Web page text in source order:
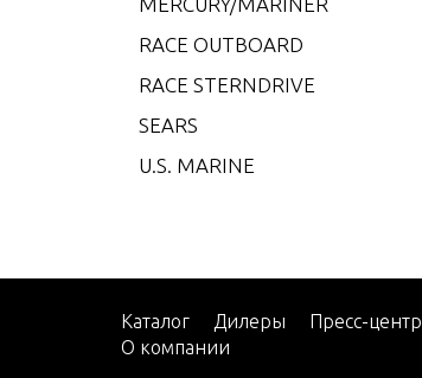
RACE OUTBOARD
RACE STERNDRIVE
SEARS
U.S. MARINE
Каталог Дилеры Пресс-центр
О компании